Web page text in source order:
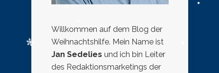
Willkommen auf dem Blog der
Weihnachtshilfe. Mein Name ist
Jan Sedelies und ich bin Leiter
des Redaktionsmarketings der